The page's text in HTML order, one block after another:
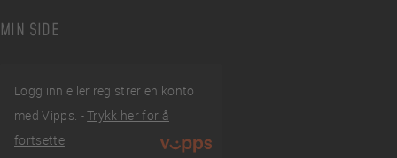
MIN SIDE
Logg inn eller registrer en konto
med Vipps. -Trykk her for å
fortsette